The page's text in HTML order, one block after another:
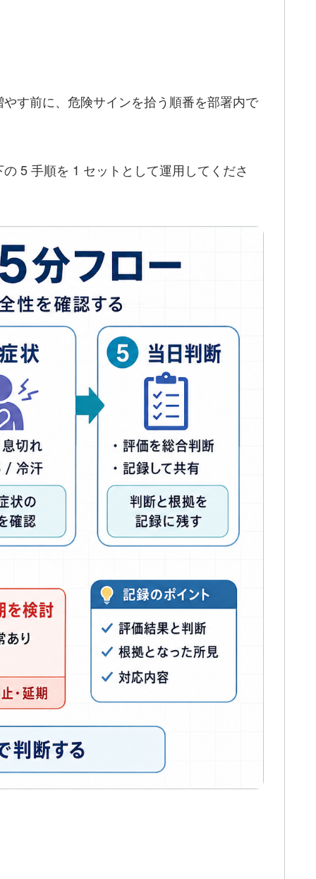
す前に、危険サインを拾う順番を部署内で
5 手順を 1 セットとして運用してくださ